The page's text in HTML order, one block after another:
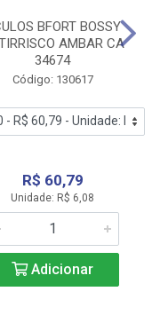
BFORT BOSSY
AMBAR CA
34674
Código: 130617
R$ 60,79
Unidade: R$ 6,08
Adicionar